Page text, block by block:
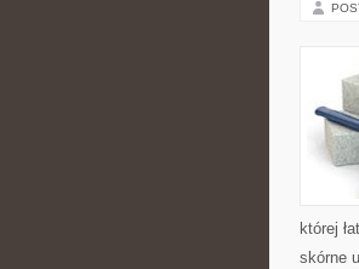
której
skórne